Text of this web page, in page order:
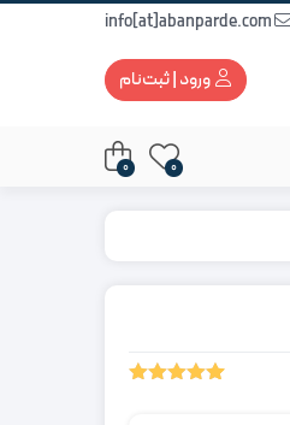
ورود | ثبت‌نام
0
0